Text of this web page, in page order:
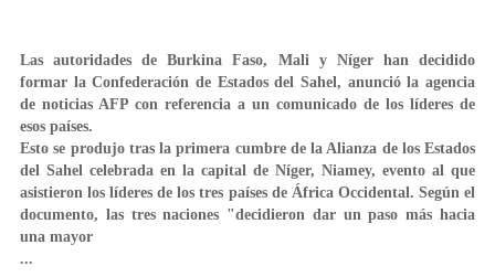
Las autoridades de Burkina Faso, Mali y Níger han decidido
formar la Confederación de Estados del Sahel, anunció la agencia
de noticias AFP con referencia a un comunicado de los líderes de
esos países.
Esto se produjo tras la primera cumbre de la Alianza de los Estados
del Sahel celebrada en la capital de Níger, Niamey, evento al que
asistieron los líderes de los tres países de África Occidental. Según el
documento, las tres naciones "decidieron dar un paso más hacia
una mayor
...